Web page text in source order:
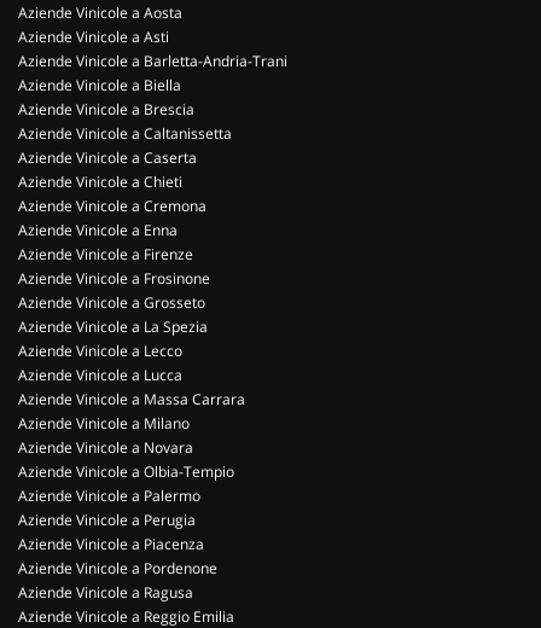
Aziende Vinicole a Aosta
Aziende Vinicole a Asti
Aziende Vinicole a Barletta-Andria-Trani
Aziende Vinicole a Biella
Aziende Vinicole a Brescia
Aziende Vinicole a Caltanissetta
Aziende Vinicole a Caserta
Aziende Vinicole a Chieti
Aziende Vinicole a Cremona
Aziende Vinicole a Enna
Aziende Vinicole a Firenze
Aziende Vinicole a Frosinone
Aziende Vinicole a Grosseto
Aziende Vinicole a La Spezia
Aziende Vinicole a Lecco
Aziende Vinicole a Lucca
Aziende Vinicole a Massa Carrara
Aziende Vinicole a Milano
Aziende Vinicole a Novara
Aziende Vinicole a Olbia-Tempio
Aziende Vinicole a Palermo
Aziende Vinicole a Perugia
Aziende Vinicole a Piacenza
Aziende Vinicole a Pordenone
Aziende Vinicole a Ragusa
Aziende Vinicole a Reggio Emilia